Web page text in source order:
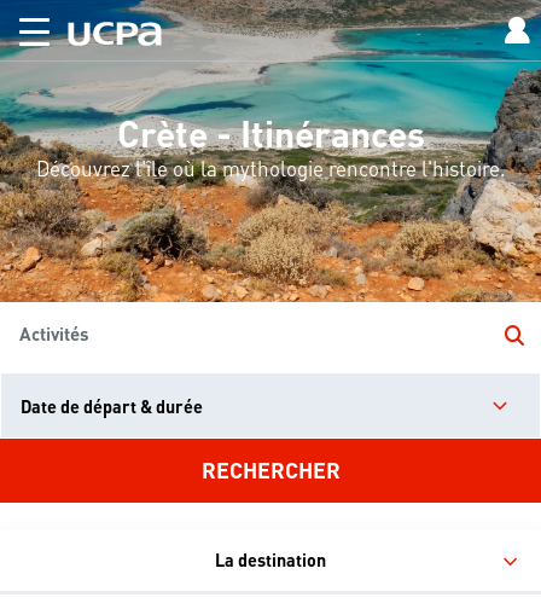
Crète - Itinérances
Découvrez l'île où la mythologie rencontre l'histoire.
Activités
Date de départ & durée
RECHERCHER
La destination